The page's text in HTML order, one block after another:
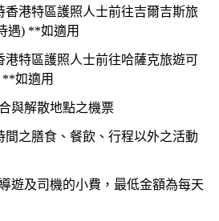
香港特區護照人士前往吉爾吉斯旅
遇) **如適用
港特區護照人士前往哈薩克旅遊可
**如適用
與解散地點之機票
間之膳食、餐飲、行程以外之活動
遊及司機的小費，最低金額為每天